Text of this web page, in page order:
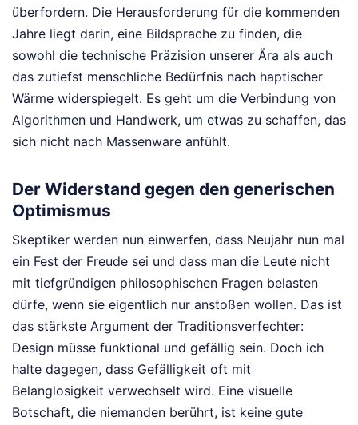
überfordern. Die Herausforderung für die kommenden
Jahre liegt darin, eine Bildsprache zu finden, die
sowohl die technische Präzision unserer Ära als auch
das zutiefst menschliche Bedürfnis nach haptischer
Wärme widerspiegelt. Es geht um die Verbindung von
Algorithmen und Handwerk, um etwas zu schaffen, das
sich nicht nach Massenware anfühlt.
Der Widerstand gegen den generischen
Optimismus
Skeptiker werden nun einwerfen, dass Neujahr nun mal
ein Fest der Freude sei und dass man die Leute nicht
mit tiefgründigen philosophischen Fragen belasten
dürfe, wenn sie eigentlich nur anstoßen wollen. Das ist
das stärkste Argument der Traditionsverfechter:
Design müsse funktional und gefällig sein. Doch ich
halte dagegen, dass Gefälligkeit oft mit
Belanglosigkeit verwechselt wird. Eine visuelle
Botschaft, die niemanden berührt, ist keine gute